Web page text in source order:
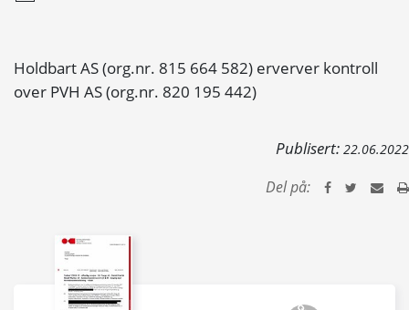
Holdbart AS (org.nr. 815 664 582) erverver kontroll
over PVH AS (org.nr. 820 195 442)
Publisert: 22.06.2022
Del på: